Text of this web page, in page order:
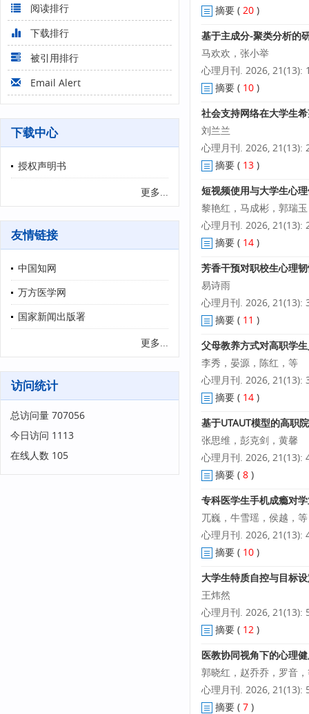
阅读排行
下载排行
被引用排行
Email Alert
下载中心
授权声明书
更多...
友情链接
中国知网
万方医学网
国家新闻出版署
更多...
访问统计
总访问量 707056
今日访问 1113
在线人数 105
摘要 ( 20 )
基于主成分-聚类分析的
马欢欢，张小举
心理月刊. 2026, 21(13):
摘要 ( 10 )
社会支持网络在大学生
刘兰兰
心理月刊. 2026, 21(13):
摘要 ( 13 )
短视频使用与大学生心
黎艳红，马成彬，郭瑞玉
心理月刊. 2026, 21(13):
摘要 ( 14 )
芳香干预对职校生心理
易诗雨
心理月刊. 2026, 21(13):
摘要 ( 11 )
父母教养方式对高职学
李秀，晏源，陈红，等
心理月刊. 2026, 21(13):
摘要 ( 14 )
基于UTAUT模型的高职
张思维，彭克剑，黄馨
心理月刊. 2026, 21(13):
摘要 ( 8 )
专科医学生手机成瘾对
兀巍，牛雪瑶，侯越，等
心理月刊. 2026, 21(13):
摘要 ( 10 )
大学生特质自控与目标
王炜然
心理月刊. 2026, 21(13):
摘要 ( 12 )
医教协同视角下的心理
郭晓红，赵乔乔，罗音
心理月刊. 2026, 21(13):
摘要 ( 7 )